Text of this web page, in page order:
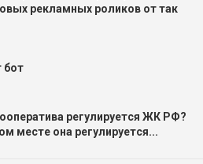
рекламных роликов от так
бот
регулируется ЖК РФ?
месте она регулируется...